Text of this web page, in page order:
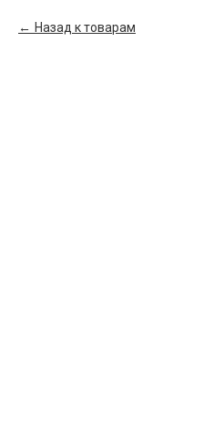
Назад к товарам